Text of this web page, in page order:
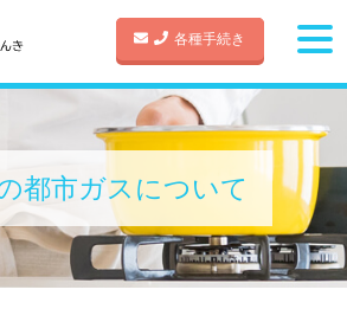
各種手続き
都市ガスについて